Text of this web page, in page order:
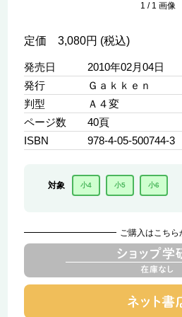
1 / 1 画像
定価 3,080円 (税込)
発売日
2010年02月04日
発行
Ｇａｋｋｅｎ
判型
Ａ４変
ページ数
40頁
ISBN
978-4-05-500744-3
対象 小4 小5 小6
ご購入はこちら